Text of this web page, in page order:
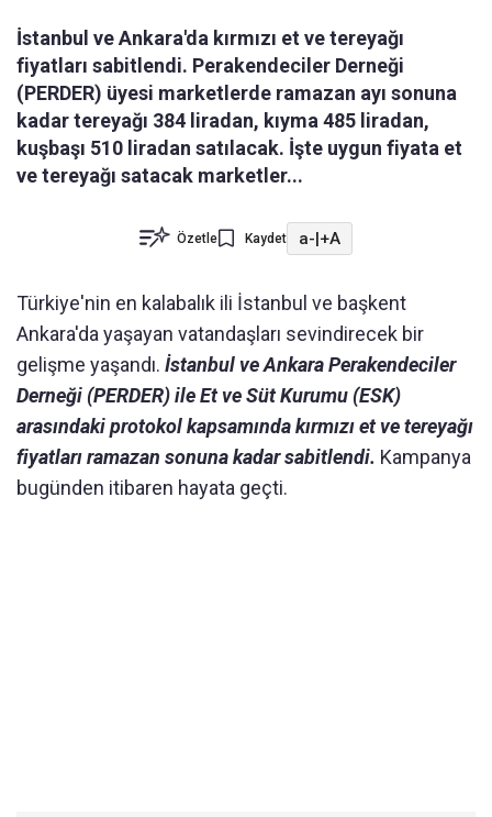
İstanbul ve Ankara'da kırmızı et ve tereyağı
fiyatları sabitlendi. Perakendeciler Derneği
(PERDER) üyesi marketlerde ramazan ayı sonuna
kadar tereyağı 384 liradan, kıyma 485 liradan,
kuşbaşı 510 liradan satılacak. İşte uygun fiyata et
ve tereyağı satacak marketler...
Özetle Kaydet a-|+A
Türkiye'nin en kalabalık ili İstanbul ve başkent
Ankara'da yaşayan vatandaşları sevindirecek bir
gelişme yaşandı. İstanbul ve Ankara Perakendeciler
Derneği (PERDER) ile Et ve Süt Kurumu (ESK)
arasındaki protokol kapsamında kırmızı et ve tereyağı
fiyatları ramazan sonuna kadar sabitlendi. Kampanya
bugünden itibaren hayata geçti.